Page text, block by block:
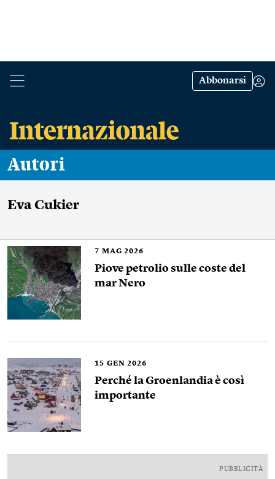
Abbonarsi
Autori
Eva Cukier
7 MAG 2026
Piove petrolio sulle coste del
mar Nero
15 GEN 2026
Perché la Groenlandia è così
importante
PUBBLICITÀ